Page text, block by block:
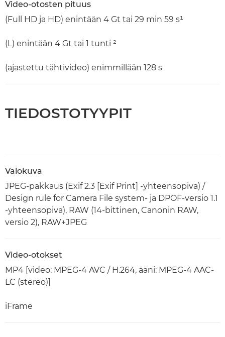
Video-otosten pituus
(Full HD ja HD) enintään 4 Gt tai 29 min 59 s¹
(L) enintään 4 Gt tai 1 tunti ²
(ajastettu tähtivideo) enimmillään 128 s
TIEDOSTOTYYPIT
Valokuva
JPEG-pakkaus (Exif 2.3 [Exif Print] -yhteensopiva) /
Design rule for Camera File system- ja DPOF-versio 1.1
-yhteensopiva), RAW (14-bittinen, Canonin RAW,
versio 2), RAW+JPEG
Video-otokset
MP4 [video: MPEG-4 AVC / H.264, ääni: MPEG-4 AAC-
LC (stereo)]
iFrame